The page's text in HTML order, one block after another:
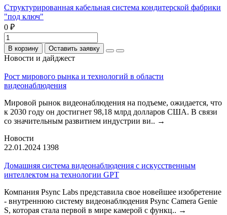
Структурированная кабельная система кондитерской фабрики
"под ключ"
0 ₽
В корзину Оставить заявку
Новости и дайджест
Рост мирового рынка и технологий в области
видеонаблюдения
Мировой рынок видеонаблюдения на подъеме, ожидается, что
к 2030 году он достигнет 98,18 млрд долларов США. В связи
со значительным развитием индустрии ви.. →
Новости
22.01.2024 1398
Домашняя система видеонаблюдения с искусственным
интеллектом на технологии GPT
Компания Psync Labs представила свое новейшее изобретение
- внутреннюю систему видеонаблюдения Psync Camera Genie
S, которая стала первой в мире камерой с функц.. →